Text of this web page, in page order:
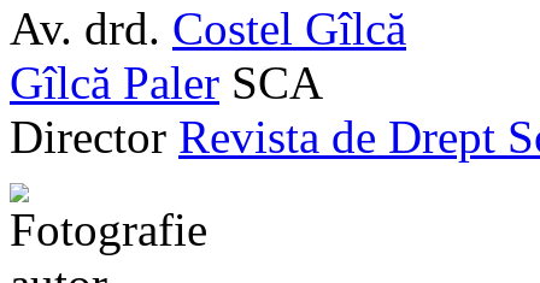
Av. drd. Costel Gîlcă
Gîlcă Paler SCA
Director Revista de Drept